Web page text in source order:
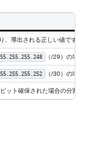
導出される正しい値です。
（/29）の場
（/30）の場
ット確保された場合の分割